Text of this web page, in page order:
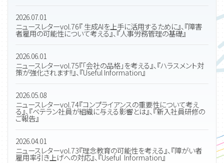
2026.07.01
ニュースレターvol.76『 生成AIを上手に活用するために』、『障害
者雇用の可能性について考える』、『人事労務管理の基礎』
2026.06.01
ニュースレターvol.75『「会社の品格」を考える』、『ハラスメント対
策が強化されます!!』、『Useful Information』
2026.05.08
ニュースレターvol.74『コンプライアンスの重要性について考え
る』、『ベテラン社員が組織に与える影響とは』、『新入社員研修の
ご報告』
2026.04.01
ニュースレターvol.73『理念教育の可能性を考える』、『障がい者
雇用率引き上げへの対応』、『Useful Information』